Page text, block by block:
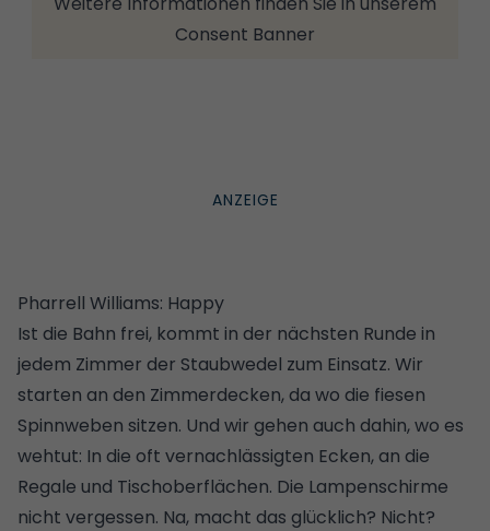
Consent Banner
Pharrell Williams: Happy
Ist die Bahn frei, kommt in der nächsten Runde in
jedem Zimmer der Staubwedel zum Einsatz. Wir
starten an den Zimmerdecken, da wo die fiesen
Spinnweben sitzen. Und wir gehen auch dahin, wo es
wehtut: In die oft vernachlässigten Ecken, an die
Regale und Tischoberflächen. Die Lampenschirme
nicht vergessen. Na, macht das glücklich? Nicht?